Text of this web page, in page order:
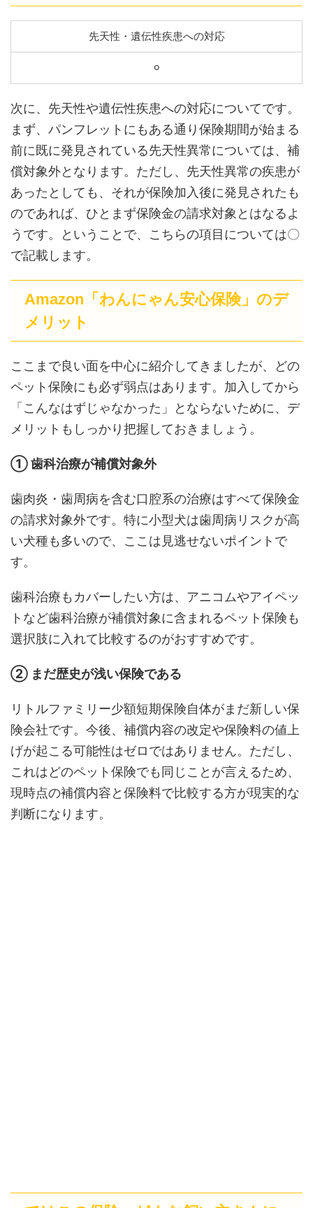
先天性・遺伝性疾患への対応
⚪︎
次に、先天性や遺伝性疾患への対応についてです。
まず、パンフレットにもある通り保険期間が始まる
前に既に発見されている先天性異常については、補
償対象外となります。ただし、先天性異常の疾患が
あったとしても、それが保険加入後に発見されたも
のであれば、ひとまず保険金の請求対象とはなるよ
うです。ということで、こちらの項目については〇
で記載します。
Amazon「わんにゃん安心保険」のデ
メリット
ここまで良い面を中心に紹介してきましたが、どの
ペット保険にも必ず弱点はあります。加入してから
「こんなはずじゃなかった」とならないために、デ
メリットもしっかり把握しておきましょう。
① 歯科治療が補償対象外
歯肉炎・歯周病を含む口腔系の治療はすべて保険金
の請求対象外です。特に小型犬は歯周病リスクが高
い犬種も多いので、ここは見逃せないポイントで
す。
歯科治療もカバーしたい方は、アニコムやアイペッ
トなど歯科治療が補償対象に含まれるペット保険も
選択肢に入れて比較するのがおすすめです。
② まだ歴史が浅い保険である
リトルファミリー少額短期保険自体がまだ新しい保
険会社です。今後、補償内容の改定や保険料の値上
げが起こる可能性はゼロではありません。ただし、
これはどのペット保険でも同じことが言えるため、
現時点の補償内容と保険料で比較する方が現実的な
判断になります。